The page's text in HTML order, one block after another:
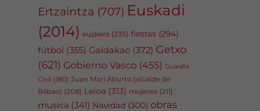
Ertzaintza (707) Euskadi
(2014) euskera (235) fiestas (294)
fútbol (355) Galdakao (372) Getxo
(621) Gobierno Vasco (455) Guardia
Civil (180) Juan Mari Aburto (alcalde de
Bilbao) (208) Leioa (313) mujeres (211)
musica (341) Navidad (300) obras